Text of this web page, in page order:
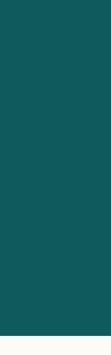
België (NL)